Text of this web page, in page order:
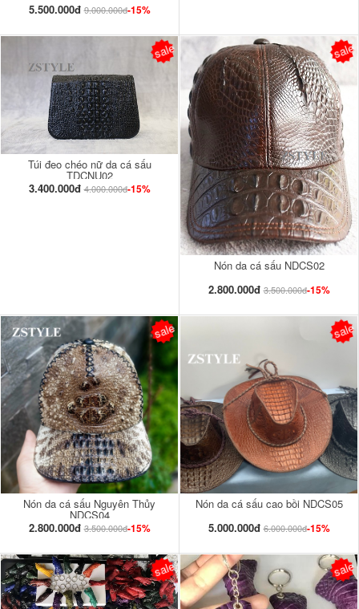
5.500.000đ 9.000.000đ-15%
Túi đeo chéo nữ da cá sấu
TDCNU02
3.400.000đ 4.000.000đ-15%
sale
Nón da cá sấu NDCS02
2.800.000đ 3.500.000đ-15%
sale
Nón da cá sấu Nguyên Thủy
NDCS04
2.800.000đ 3.500.000đ-15%
sale
Nón da cá sấu cao bồi NDCS05
5.000.000đ 6.000.000đ-15%
sale
sale sale